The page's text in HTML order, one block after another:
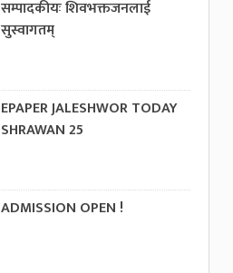
सम्पादकीयः शिवभक्तजनलाई
सुस्वागतम्
EPAPER JALESHWOR TODAY
SHRAWAN 25
ADMISSION OPEN !